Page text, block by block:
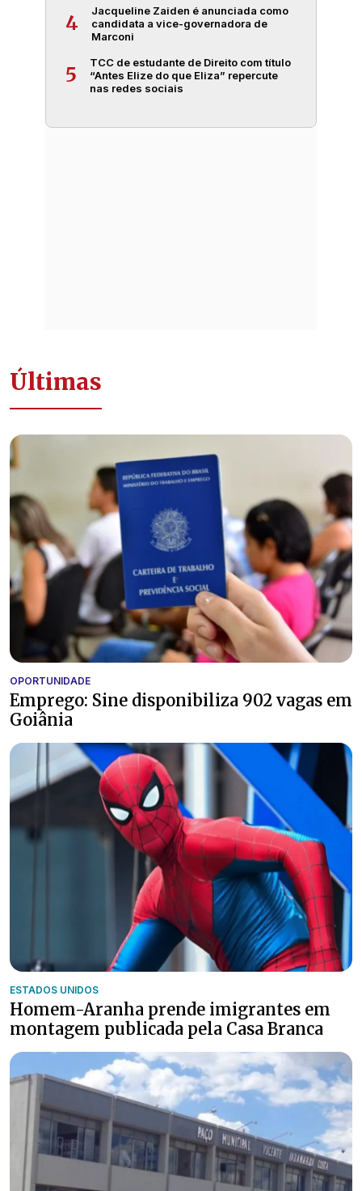
4
Jacqueline Zaiden é anunciada como
candidata a vice-governadora de
Marconi
5
TCC de estudante de Direito com título
“Antes Elize do que Eliza” repercute
nas redes sociais
Últimas
OPORTUNIDADE
Emprego: Sine disponibiliza 902 vagas em
Goiânia
ESTADOS UNIDOS
Homem-Aranha prende imigrantes em
montagem publicada pela Casa Branca